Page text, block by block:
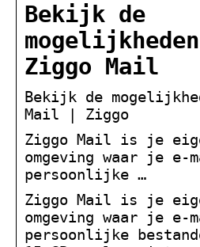
Bekijk de
Ziggo Mail
Bekijk de
Mail | Ziggo
Ziggo Mail is je
omgeving waar je e-
persoonlijke …
Ziggo Mail is je
omgeving waar je e-
persoonlijke